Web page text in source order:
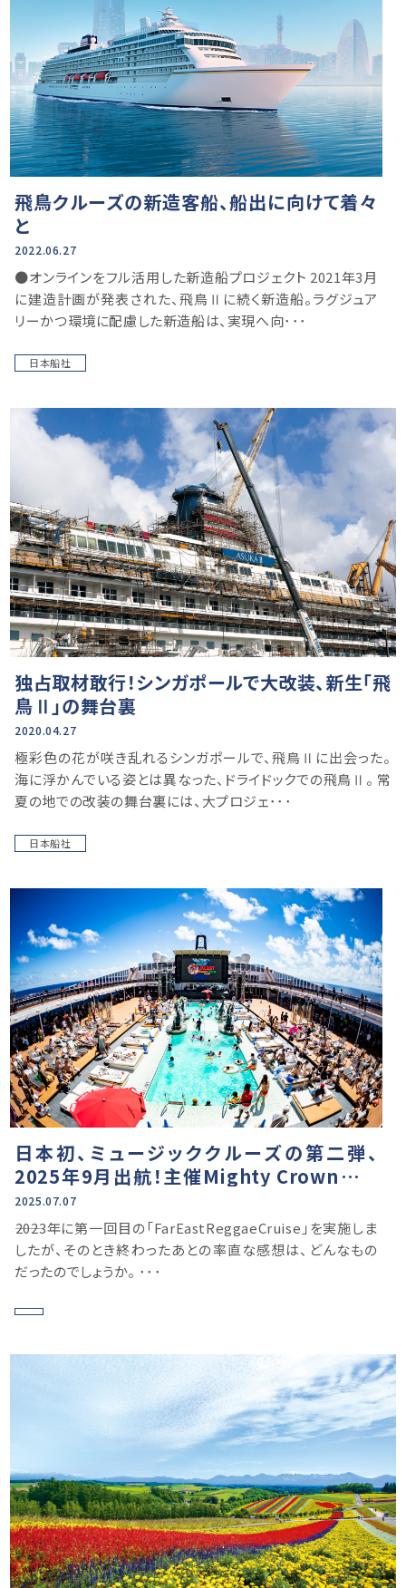
飛鳥クルーズの新造客船、船出に向けて着々
と
2022.06.27
●オンラインをフル活用した新造船プロジェクト 2021年3月
に建造計画が発表された、飛鳥Ⅱに続く新造船。ラグジュア
リーかつ環境に配慮した新造船は、実現へ向･･･
日本船社
独占取材敢行！シンガポールで大改装、新生「飛
鳥Ⅱ」の舞台裏
2020.04.27
極彩色の花が咲き乱れるシンガポールで、飛鳥Ⅱに出会った。
海に浮かんでいる姿とは異なった、ドライドックでの飛鳥Ⅱ。 常
夏の地での改装の舞台裏には、大プロジェ･･･
日本船社
日本初、ミュージッククルーズの第二弾、
2025年9月出航！主催Mighty Crownが語
る、あの日のこと、二回目のこと「人生の宝の
ような6日間、2回目はさらにおもしろく！」
2025.07.07
――2023年に第一回目の「FarEastReggaeCruise」を実施しま
したが、そのとき終わったあとの率直な感想は、どんなもの
だったのでしょうか。 ･･･